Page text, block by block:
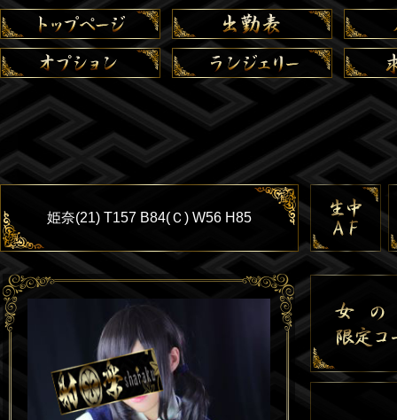
姫奈(21) T157 B84(Ｃ) W56 H85